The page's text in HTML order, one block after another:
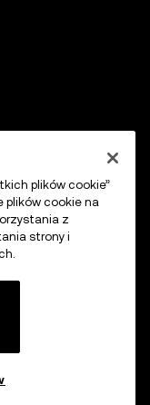
plików cookie”
plików cookie na
z
strony i